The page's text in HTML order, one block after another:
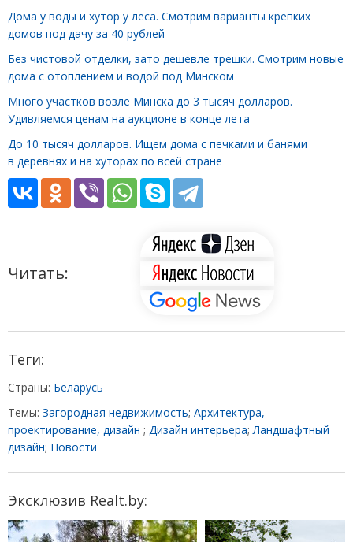
Дома у воды и хутор у леса. Смотрим варианты крепких
домов под дачу за 40 рублей
Без чистовой отделки, зато дешевле трешки. Смотрим новые
дома с отоплением и водой под Минском
Много участков возле Минска до 3 тысяч долларов.
Удивляемся ценам на аукционе в конце лета
До 10 тысяч долларов. Ищем дома с печками и банями
в деревнях и на хуторах по всей стране
Читать:
Теги:
Страны: Беларусь
Темы: Загородная недвижимость; Архитектура,
проектирование, дизайн ; Дизайн интерьера;Ландшафтный
дизайн; Новости
Эксклюзив Realt.by: